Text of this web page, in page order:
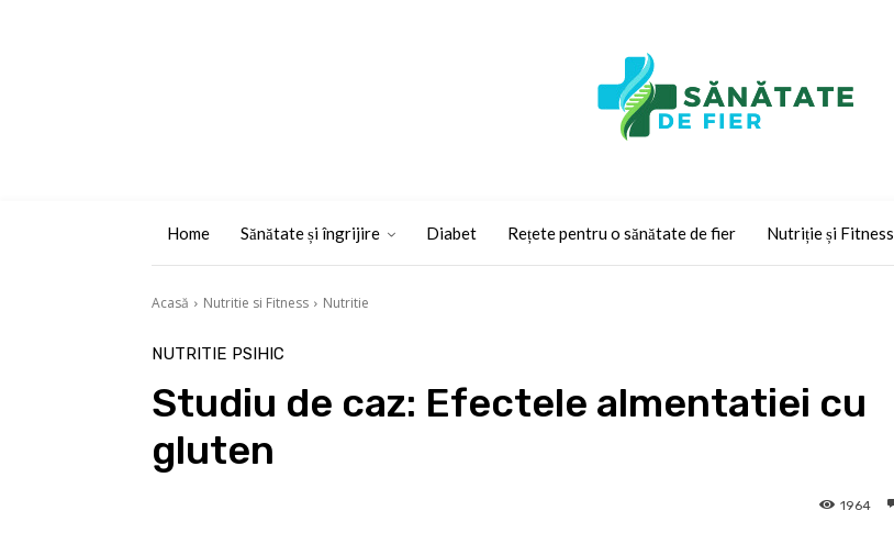
Home Sănătate și îngrijire Diabet Rețete pentru o sănătate de fier Nutriție și Fitness
Acasă Nutritie si Fitness Nutritie
NUTRITIE PSIHIC
Studiu de caz: Efectele almentatiei cu
gluten
1964